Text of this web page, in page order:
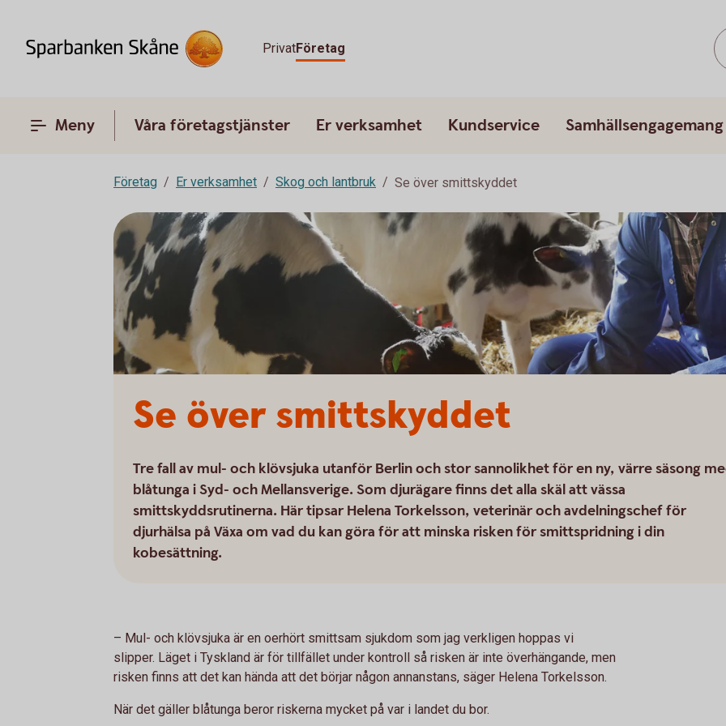
PrivatFöretag
Meny Våra företagstjänster Er verksamhet Kundservice Samhällsengagemang
Företag Er verksamhet Skog och lantbruk Se över smittskyddet
Se över smittskyddet
Tre fall av mul- och klövsjuka utanför Berlin och stor sannolikhet för en ny, värre säsong
blåtunga i Syd- och Mellansverige. Som djurägare finns det alla skäl att vässa
smittskyddsrutinerna. Här tipsar Helena Torkelsson, veterinär och avdelningschef för
djurhälsa på Växa om vad du kan göra för att minska risken för smittspridning i din
kobesättning.
– Mul- och klövsjuka är en oerhört smittsam sjukdom som jag verkligen hoppas vi
slipper. Läget i Tyskland är för tillfället under kontroll så risken är inte överhängande, men
risken finns att det kan hända att det börjar någon annanstans, säger Helena Torkelsson.
När det gäller blåtunga beror riskerna mycket på var i landet du bor.